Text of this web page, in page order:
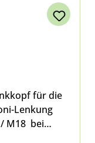
für die
Lenkung
M18 bei